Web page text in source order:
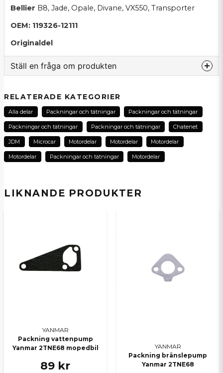
LIKNANDE PRODUKTER
YANMAR
Packning vattenpump
Yanmar 2TNE68 mopedbil
89 kr
YANMAR
Packning bränslepump
Yanmar 2TNE68
Bellier B8, Jade, Opale, Divane, VX550, Transporter
OEM: 119326-12111
Originaldel
Ställ en fråga om produkten
Fråga oss om denna produkt...
name
Namn
RELATERADE KATEGORIER
Alla delar Packningar och tätningar Packningar och tätningar
Packningar och tätningar Packningar och tätningar Chatenet
JDM Microcar Motordelar Motordelar Motordelar
Motordelar Packningar och tätningar Motordelar